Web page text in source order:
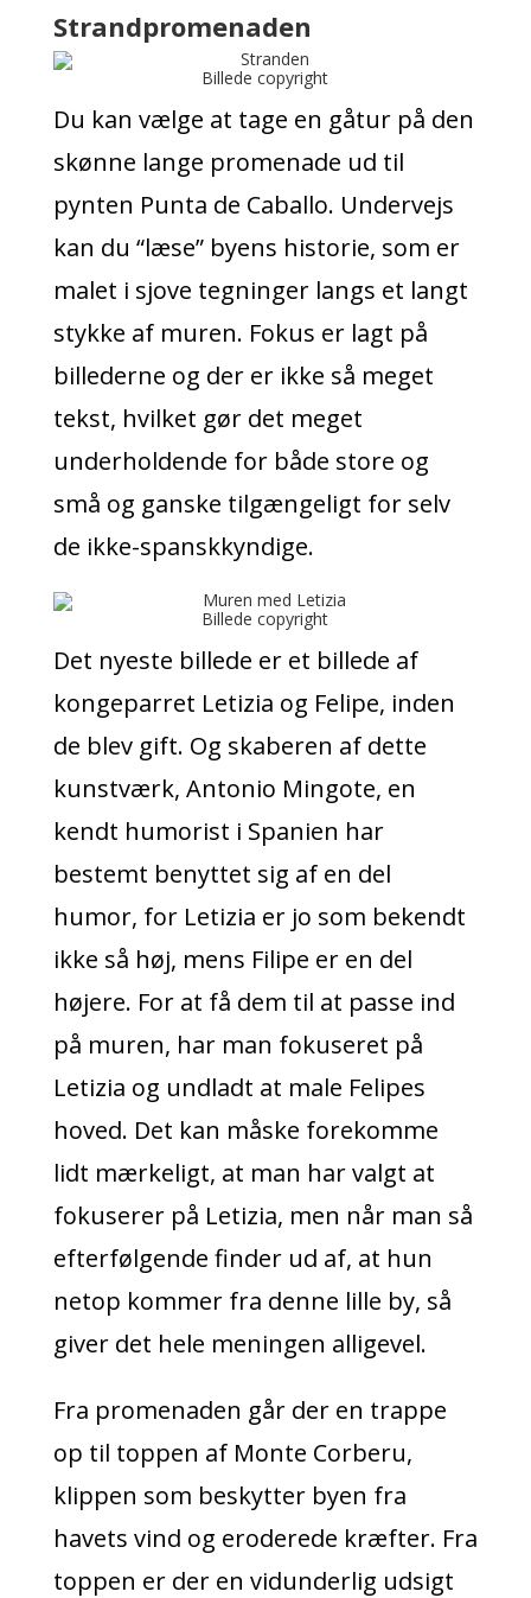
Strandpromenaden
Billede copyright
Du kan vælge at tage en gåtur på den
skønne lange promenade ud til
pynten Punta de Caballo. Undervejs
kan du “læse” byens historie, som er
malet i sjove tegninger langs et langt
stykke af muren. Fokus er lagt på
billederne og der er ikke så meget
tekst, hvilket gør det meget
underholdende for både store og
små og ganske tilgængeligt for selv
de ikke-spanskkyndige.
Billede copyright
Det nyeste billede er et billede af
kongeparret Letizia og Felipe, inden
de blev gift. Og skaberen af dette
kunstværk, Antonio Mingote, en
kendt humorist i Spanien har
bestemt benyttet sig af en del
humor, for Letizia er jo som bekendt
ikke så høj, mens Filipe er en del
højere. For at få dem til at passe ind
på muren, har man fokuseret på
Letizia og undladt at male Felipes
hoved. Det kan måske forekomme
lidt mærkeligt, at man har valgt at
fokuserer på Letizia, men når man så
efterfølgende finder ud af, at hun
netop kommer fra denne lille by, så
giver det hele meningen alligevel.
Fra promenaden går der en trappe
op til toppen af Monte Corberu,
klippen som beskytter byen fra
havets vind og eroderede kræfter. Fra
toppen er der en vidunderlig udsigt